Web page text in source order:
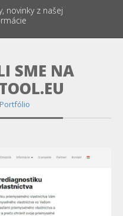
novinky z našej
SME NA
Portfólio